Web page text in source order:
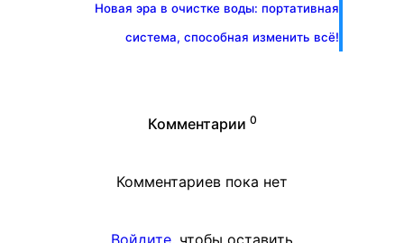
Новая эра в очистке воды: портативная
система, способная изменить всё!
Комментарии 0
Комментариев пока нет
Войдите, чтобы оставить